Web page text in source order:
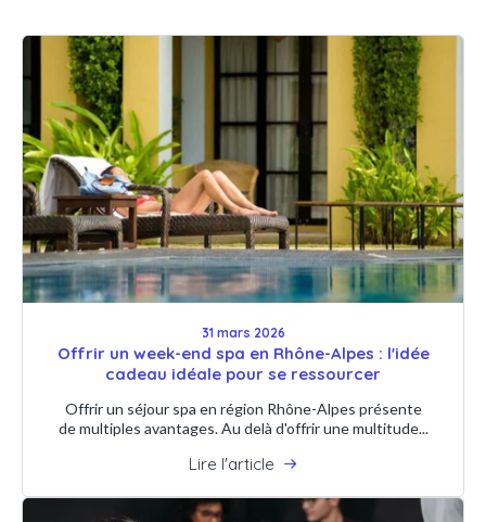
31 mars 2026
Offrir un week-end spa en Rhône-Alpes : l'idée
cadeau idéale pour se ressourcer
Offrir un séjour spa en région Rhône-Alpes présente
de multiples avantages. Au delà d'offrir une multitude...
Lire l'article